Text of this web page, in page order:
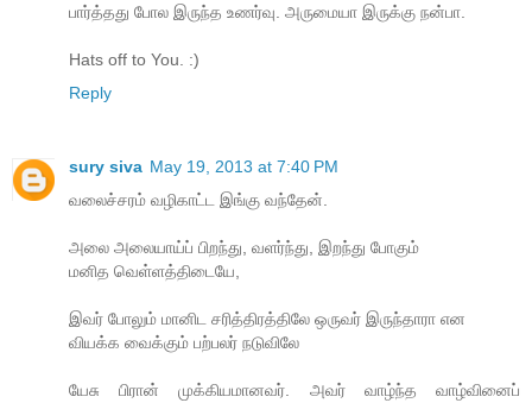
பார்த்தது போல இருந்த உணர்வு. அருமையா இருக்கு நன்பா.
Hats off to You. :)
Reply
sury siva May 19, 2013 at 7:40 PM
வலைச்சரம் வழிகாட்ட இங்கு வந்தேன்.
அலை அலையாய்ப் பிறந்து, வளர்ந்து, இறந்து போகும்
மனித வெள்ளத்திடையே,
இவர் போலும் மானிட சரித்திரத்திலே ஒருவர் இருந்தாரா என
வியக்க வைக்கும் பற்பலர் நடுவிலே
யேசு பிரான் முக்கியமானவர். அவர் வாழ்ந்த வாழ்வினைப்